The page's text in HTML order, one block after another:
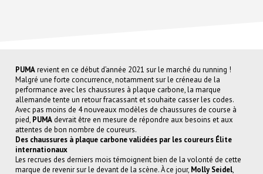
PUMArevient en ce début d’année 2021 sur le marché du running !
Malgré une forte concurrence, notamment sur le créneau de la
performance avec les chaussures à plaque carbone, la marque
allemande tente un retour fracassant et souhaite casser les codes.
Avec pas moins de 4 nouveaux modèles de chaussures de course à
pied, PUMAdevrait être en mesure de répondre aux besoins et aux
attentes de bon nombre de coureurs.
Des chaussures à plaque carbone validées par les coureurs Élite
internationaux
Les recrues des derniers mois témoignent bien de la volonté de cette
marque de revenir sur le devant de la scène. À ce jour, Molly Seidel,